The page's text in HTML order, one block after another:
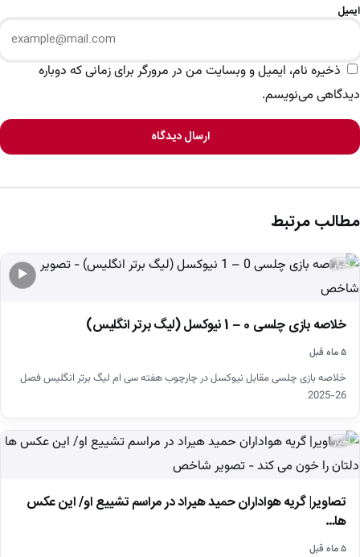
ایمیل
ذخیره نام، ایمیل و وبسایت من در مرورگر برای زمانی که دوباره
دیدگاهی می‌نویسم.
ارسال دیدگاه
مطالب مرتبط
▶
اخبار
خلاصه بازی چلسی 0 – 1 نیوکسل (لیگ برتر انگلیس)
۵ ماه قبل
خلاصه بازی چلسی مقابل نیوکسل در چارچوب هفته سی ام لیگ برتر انگلیس فصل
26-2025
اخبار
تصاویر| گریه هواداران حمید هیراد در مراسم تشییع او/ این عکس
ها…
۵ ماه قبل